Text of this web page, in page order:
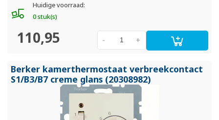
Huidige voorraad:
0 stuk(s)
110,95 +
-
Berker kamerthermostaat verbreekcontact
S1/B3/B7 creme glans (20308982)